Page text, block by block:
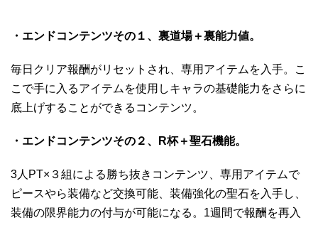
・エンドコンテンツその１、裏道場＋裏能力値。
毎日クリア報酬がリセットされ、専用アイテムを入手。こ
こで手に入るアイテムを使用しキャラの基礎能力をさらに
底上げすることができるコンテンツ。
・エンドコンテンツその２、R杯＋聖石機能。
3人PT×３組による勝ち抜きコンテンツ、専用アイテムで
ピースやら装備など交換可能、装備強化の聖石を入手し、
装備の限界能力の付与が可能になる。1週間で報酬を再入